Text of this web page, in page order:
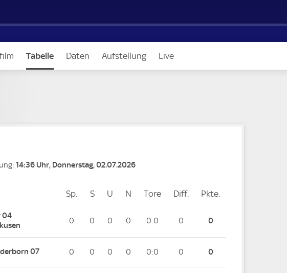
t
u
e
Tabelle Daten Aufstellung Live
14:36 Uhr, Donnerstag, 02.07.2026
Sp. Spiele
SSiege
U Unentschieden
N Niederlagen
Tore ToreDiff. Differenz
Pkte.
04
0 0 0 0 0:0 0 0
07 0 0 0 0 0:0 0 0